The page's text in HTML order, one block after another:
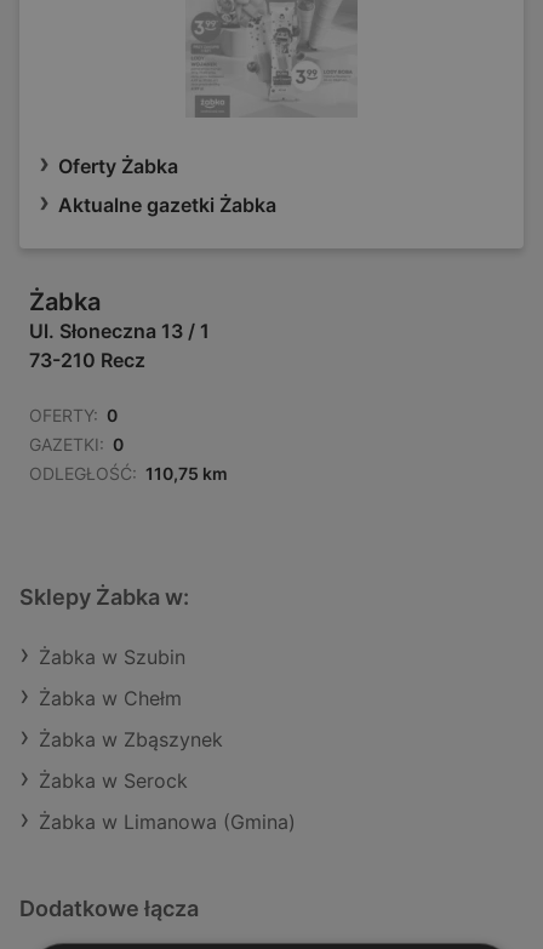
Oferty Żabka
Aktualne gazetki Żabka
Żabka
Ul. Słoneczna 13 / 1
73-210 Recz
OFERTY: 0
GAZETKI: 0
ODLEGŁOŚĆ: 110,75 km
Sklepy Żabka w:
Żabka w Szubin
Żabka w Chełm
Żabka w Zbąszynek
Żabka w Serock
Żabka w Limanowa (Gmina)
Dodatkowe łącza